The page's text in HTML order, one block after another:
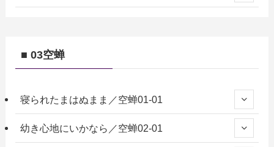
■ 03空蝉
寝られたまはぬまま／空蝉01-01
幼き心地にいかなら／空蝉02-01